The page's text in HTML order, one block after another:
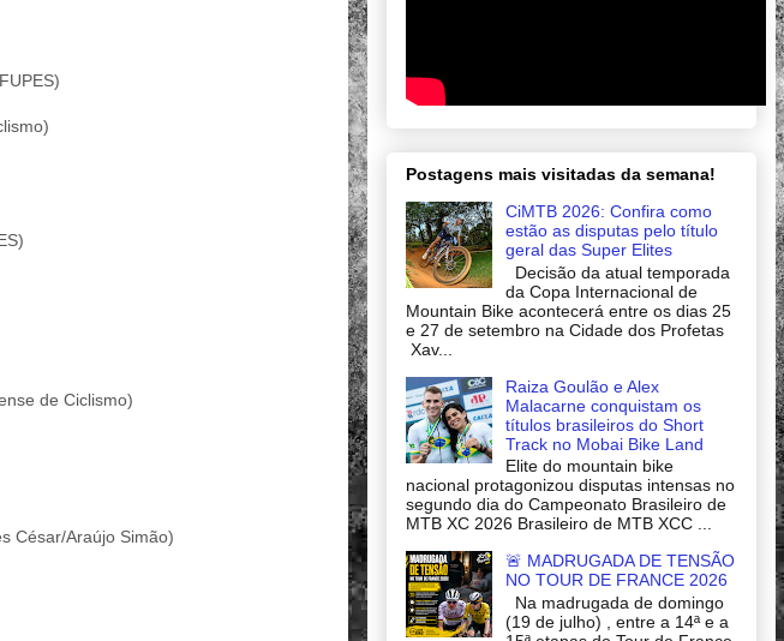
de Ciclismo)
César/Araújo Simão)
Postagens mais visitadas da semana!
CiMTB 2026: Confira como
estão as disputas pelo título
geral das Super Elites
Decisão da atual temporada
da Copa Internacional de
Mountain Bike acontecerá entre os dias 25
e 27 de setembro na Cidade dos Profetas
Xav...
Raiza Goulão e Alex
Malacarne conquistam os
títulos brasileiros do Short
Track no Mobai Bike Land
Elite do mountain bike
nacional protagonizou disputas intensas no
segundo dia do Campeonato Brasileiro de
MTB XC 2026 Brasileiro de MTB XCC ...
🚨 MADRUGADA DE TENSÃO
NO TOUR DE FRANCE 2026
Na madrugada de domingo
(19 de julho) , entre a 14ª e a